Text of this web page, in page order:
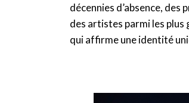
décennies d’absence,
des artistes parmi les
qui affirme une identité